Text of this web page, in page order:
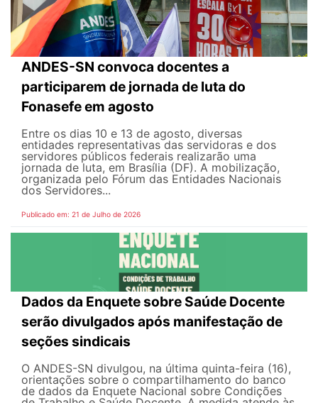
ANDES-SN convoca docentes a
participarem de jornada de luta do
Fonasefe em agosto
Entre os dias 10 e 13 de agosto, diversas
entidades representativas das servidoras e dos
servidores públicos federais realizarão uma
jornada de luta, em Brasília (DF). A mobilização,
organizada pelo Fórum das Entidades Nacionais
dos Servidores...
Publicado em: 21 de Julho de 2026
Dados da Enquete sobre Saúde Docente
serão divulgados após manifestação de
seções sindicais
O ANDES-SN divulgou, na última quinta-feira (16),
orientações sobre o compartilhamento do banco
de dados da Enquete Nacional sobre Condições